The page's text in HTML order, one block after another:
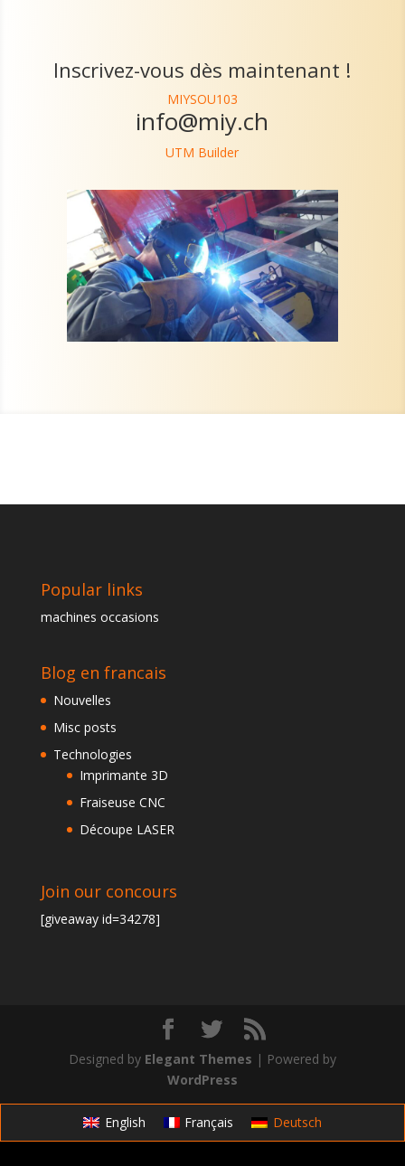
Inscrivez-vous dès maintenant !
MIYSOU103
info@miy.ch
UTM Builder
Popular links
machines occasions
Blog en francais
Nouvelles
Misc posts
Technologies
Imprimante 3D
Fraiseuse CNC
Découpe LASER
Join our concours
[giveaway id=34278]
Designed by Elegant Themes | Powered by
WordPress
English Français Deutsch